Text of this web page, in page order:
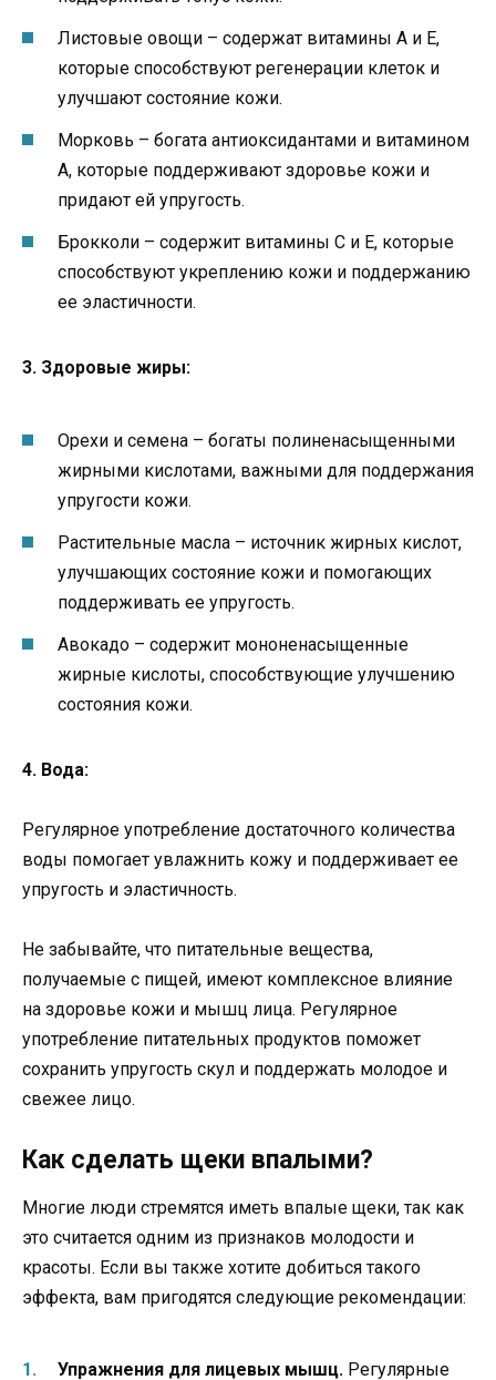
Листовые овощи – содержат витамины A и E,
которые способствуют регенерации клеток и
улучшают состояние кожи.
Морковь – богата антиоксидантами и витамином
А, которые поддерживают здоровье кожи и
придают ей упругость.
Брокколи – содержит витамины C и E, которые
способствуют укреплению кожи и поддержанию
ее эластичности.
3. Здоровые жиры:
Орехи и семена – богаты полиненасыщенными
жирными кислотами, важными для поддержания
упругости кожи.
Растительные масла – источник жирных кислот,
улучшающих состояние кожи и помогающих
поддерживать ее упругость.
Авокадо – содержит мононенасыщенные
жирные кислоты, способствующие улучшению
состояния кожи.
4. Вода:
Регулярное употребление достаточного количества
воды помогает увлажнить кожу и поддерживает ее
упругость и эластичность.
Не забывайте, что питательные вещества,
получаемые с пищей, имеют комплексное влияние
на здоровье кожи и мышц лица. Регулярное
употребление питательных продуктов поможет
сохранить упругость скул и поддержать молодое и
свежее лицо.
Как сделать щеки впалыми?
Многие люди стремятся иметь впалые щеки, так как
это считается одним из признаков молодости и
красоты. Если вы также хотите добиться такого
эффекта, вам пригодятся следующие рекомендации:
Упражнения для лицевых мышц. Регулярные